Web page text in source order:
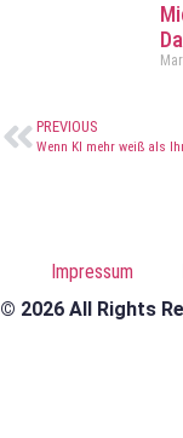
PREVIOUS
Impressum
© 2026 All Rights